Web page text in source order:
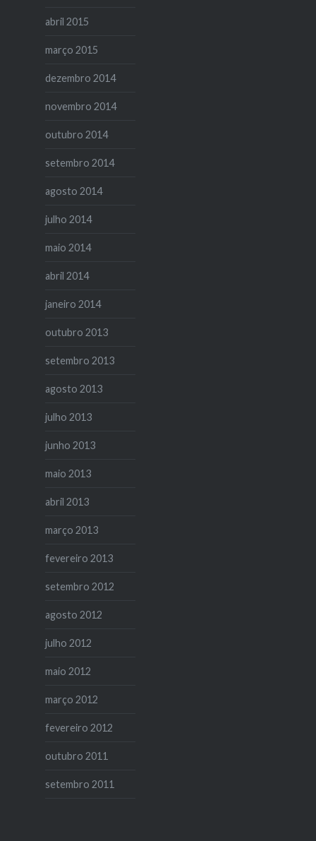
abril 2015
março 2015
dezembro 2014
novembro 2014
outubro 2014
setembro 2014
agosto 2014
julho 2014
maio 2014
abril 2014
janeiro 2014
outubro 2013
setembro 2013
agosto 2013
julho 2013
junho 2013
maio 2013
abril 2013
março 2013
fevereiro 2013
setembro 2012
agosto 2012
julho 2012
maio 2012
março 2012
fevereiro 2012
outubro 2011
setembro 2011